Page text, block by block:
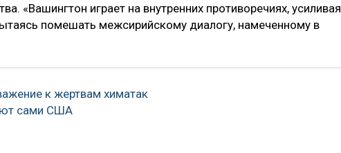
«Вашингтон играет на внутренних противоречиях, усиливая
помешать межсирийскому диалогу, намеченному в
к жертвам химатак
сами США